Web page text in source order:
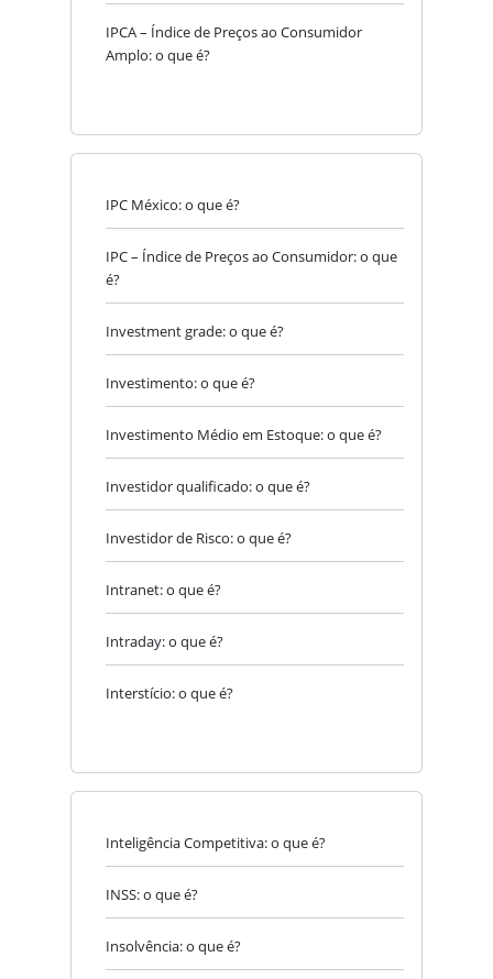
IPCA – Índice de Preços ao Consumidor
Amplo: o que é?
IPC México: o que é?
IPC – Índice de Preços ao Consumidor: o que
é?
Investment grade: o que é?
Investimento: o que é?
Investimento Médio em Estoque: o que é?
Investidor qualificado: o que é?
Investidor de Risco: o que é?
Intranet: o que é?
Intraday: o que é?
Interstício: o que é?
Inteligência Competitiva: o que é?
INSS: o que é?
Insolvência: o que é?